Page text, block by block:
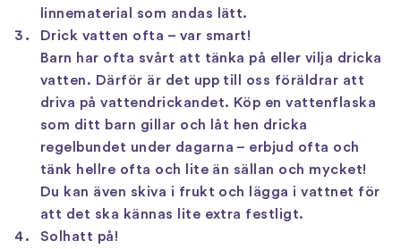
linnematerial som andas lätt.
Drick vatten ofta – var smart!
Barn har ofta svårt att tänka på eller vilja dricka
vatten. Därför är det upp till oss föräldrar att
driva på vattendrickandet. Köp en vattenflaska
som ditt barn gillar och låt hen dricka
regelbundet under dagarna – erbjud ofta och
tänk hellre ofta och lite än sällan och mycket!
Du kan även skiva i frukt och lägga i vattnet för
att det ska kännas lite extra festligt.
Solhatt på!